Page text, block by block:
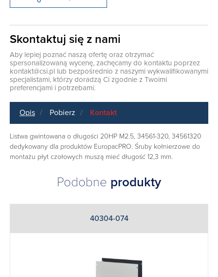
Skontaktuj się z nami
Aby lepiej poznać naszą ofertę oraz otrzymać
spersonalizowaną wycenę, zachęcamy do kontaktu poprzez
kontakt@csi.pl lub bezpośrednio z naszymi wykwalifikowanymi
specjalistami, którzy doradzą Ci zgodnie z Twoimi
preferencjami i potrzebami.
Opis Pobierz Kontakt
Listwa gwintowana o długości 20HP M2.5, 34561-320, 34561320
dedykowany dla produktów EuropacPRO. Śruby kołnierzowe do
montażu płyt czołowych muszą mieć długość 12,3 mm.
Podobne produkty
40304-074